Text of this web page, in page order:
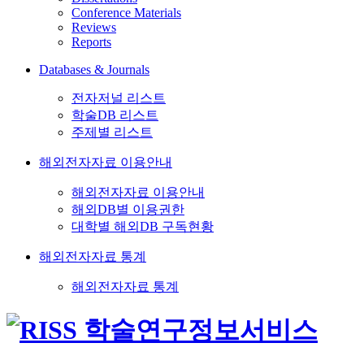
Conference Materials
Reviews
Reports
Databases & Journals
전자저널 리스트
학술DB 리스트
주제별 리스트
해외전자자료 이용안내
해외전자자료 이용안내
해외DB별 이용권한
대학별 해외DB 구독현황
해외전자자료 통계
해외전자자료 통계